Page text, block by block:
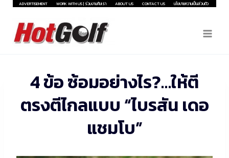
Skip
content
ADVERTISEMENT WORK WITH US | ร่วมงานกับเรา ABOUT US CONTACT US นโยบายความเป็นส่วนตัว
4 ข้อ ซ้อมอย่างไร?…ให้ตี
ตรงตีไกลแบบ “ไบรสัน เดอ
แชมโบ”